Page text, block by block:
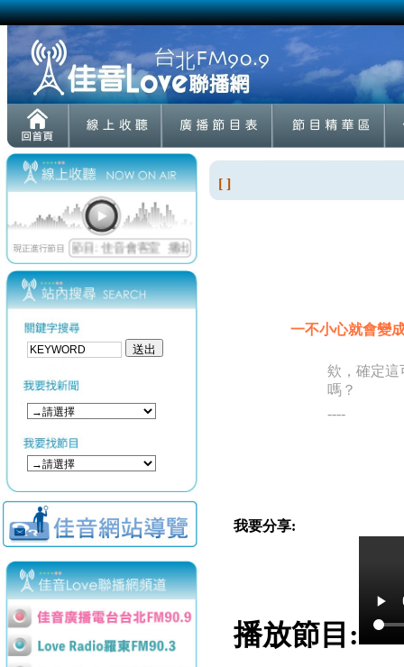
[ ]
一不小心就會變
欸，確定這
嗎？
----
我要分享:
播放節目: